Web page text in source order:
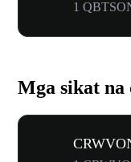
1
Mga sikat na